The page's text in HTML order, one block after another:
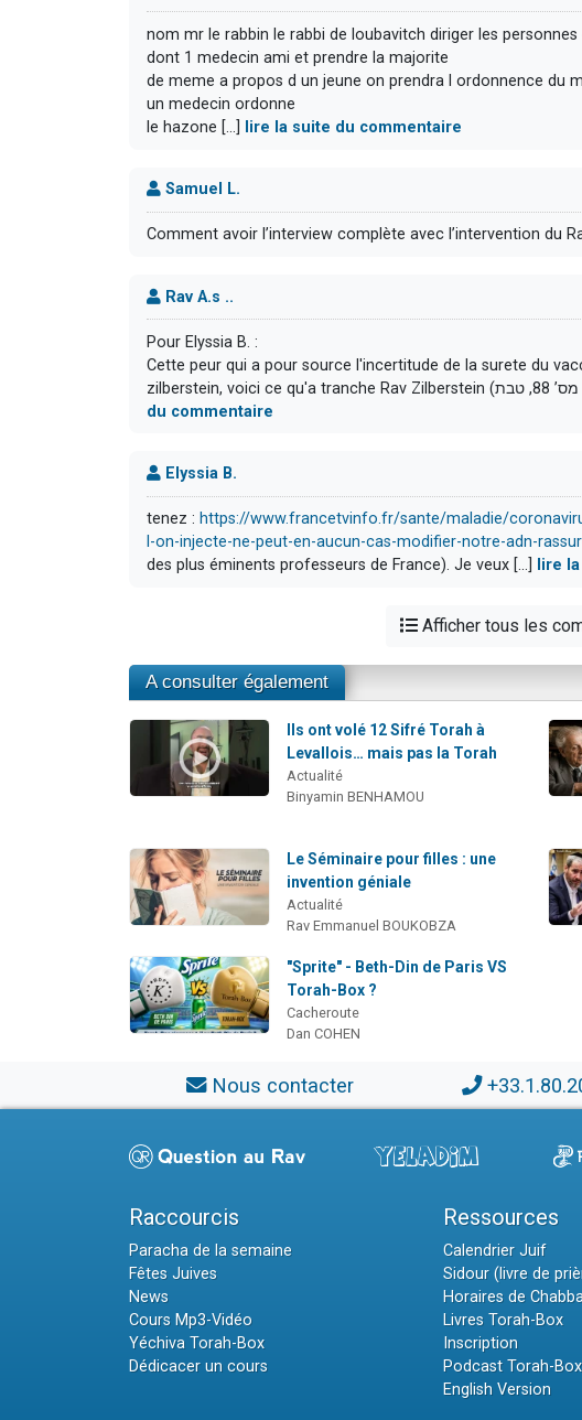
nom mr le rabbin le rabbi de loubavitch diriger les
dont 1 medecin ami et prendre la majorite
de meme a propos d un jeune on prendra l ordonnence du
un medecin ordonne
le hazone [...]
lire la suite du commentaire
Samuel L.
Comment avoir l’interview complète avec l’intervention du
Rav A.s ..
Pour Elyssia B. :
Cette peur qui a pour source l'incertitude de la surete du
du commentaire
Elyssia B.
tenez : https://www.francetvinfo.fr/sante/maladie/
l-on-injecte-ne-peut-en-aucun-cas-modifier-notre-adn-
des plus éminents professeurs de France). Je veux [...]
lire
Afficher tous les
A consulter également
Ils ont volé 12 Sifré Torah à
Levallois… mais pas la Torah
Actualité
Binyamin BENHAMOU
Le Séminaire pour filles : une
invention géniale
Actualité
Rav Emmanuel BOUKOBZA
"Sprite" - Beth-Din de Paris VS
Torah-Box ?
Cacheroute
Dan COHEN
Nous contacter
Raccourcis
Paracha de la semaine
Fêtes Juives
News
Cours Mp3-Vidéo
Yéchiva Torah-Box
Dédicacer un cours
Ressources
Calendrier Juif
Sidour (livre de
Horaires de
Livres Torah-Box
Inscription
Podcast Torah-Box
English Version